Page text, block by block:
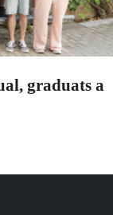
graduats a